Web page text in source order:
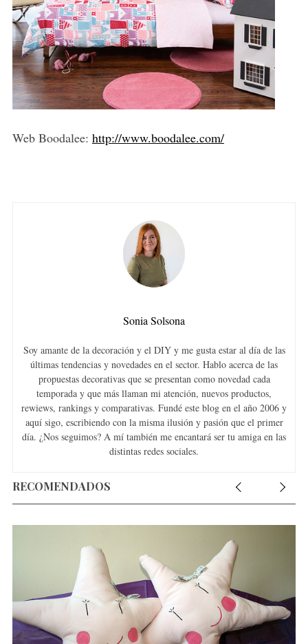
Web Boodalee: http://www.boodalee.com/
Sonia Solsona
Soy amante de la decoración y el DIY y me gusta estar al día de las
últimas tendencias y novedades en el sector. Hablo acerca de las
propuestas decorativas que se presentan como novedad cada
temporada y que más llaman mi atención, nuevos productos,
rewiews, rankings y comparativas. Fundé este blog en el año 2006 y
aquí sigo, escribiendo con la misma ilusión y pasión que el primer
día. ¿Nos seguimos? A mí también me encantará ser tu amiga en las
distintas redes sociales.
RECOMENDADOS